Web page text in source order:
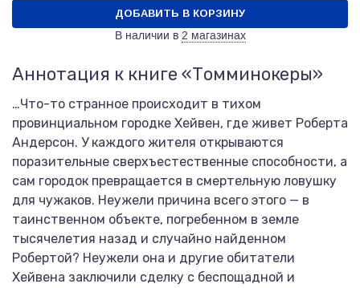
ДОБАВИТЬ В КОРЗИНУ
В наличии в 2 магазинах
Аннотация к книге «Томминокеры»
…Что-то странное происходит в тихом
провинциальном городке Хейвен, где живет Роберта
Андерсон. У каждого жителя открываются
поразительные сверхъестественные способности, а
сам городок превращается в смертельную ловушку
для чужаков. Неужели причина всего этого — в
таинственном объекте, погребенном в земле
тысячелетия назад и случайно найденном
Робертой? Неужели она и другие обитатели
Хейвена заключили сделку с беспощадной и